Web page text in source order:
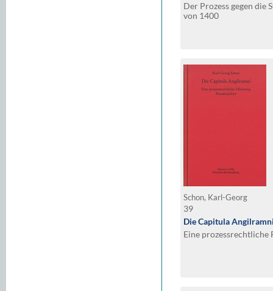
Der Prozess gegen die
von 1400
Schon, Karl-Georg
39
Die Capitula
Eine prozessrechtliche